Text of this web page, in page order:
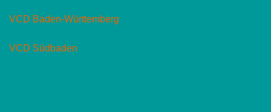
VCD Baden-Württemberg
VCD Südbaden